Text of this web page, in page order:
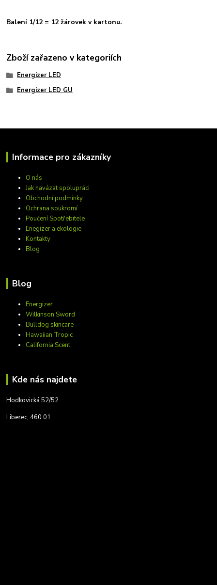
Balení 1/12 = 12 žárovek v kartonu.
Zboží zařazeno v kategoriích
Energizer LED
Energizer LED GU
Informace pro zákazníky
O nás
Jak navázat spolupráci
Obchodní podmínky
Ochrana soukromí
Poučení Spotřebitele
Enegizer a ekologie
Kontakty
Blog
Blog
Energizer
Wilkinson Sword
Bulldog skincare
Hawaiian Tropic
California Scent
Kde nás najdete
Hodkovická 52/52
Liberec, 460 01